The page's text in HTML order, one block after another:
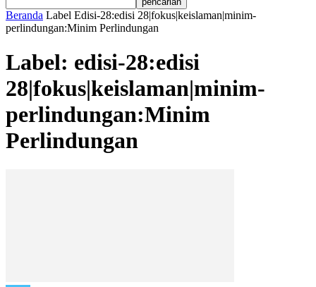
Beranda Label Edisi-28:edisi 28|fokus|keislaman|minim-
perlindungan:Minim Perlindungan
Label: edisi-28:edisi
28|fokus|keislaman|minim-
perlindungan:Minim
Perlindungan